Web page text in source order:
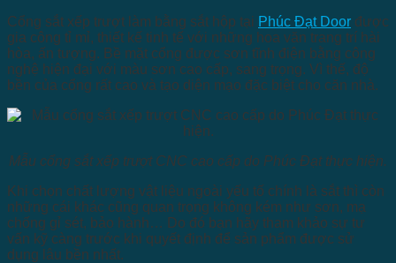
Cổng sắt xếp trượt làm bằng sắt hộp tại Phúc Đạt Door được
gia công tỉ mỉ, thiết kế tinh tế với những hoa văn trang trí hài
hòa, ấn tượng. Bề mặt cổng được sơn tĩnh điện bằng công
nghệ hiện đại với màu sơn cao cấp, sang trọng. Vì thế, độ
bền của cổng rất cao và tạo diện mạo đặc biệt cho căn nhà.
Mẫu cổng sắt xếp trượt CNC cao cấp do Phúc Đạt thực hiện.
Khi chọn chất lượng vật liệu ngoài yếu tố chính là sắt thì còn
những cái khác cũng quan trọng không kém như sơn, mạ
chống gỉ sét, bảo hành… Do đó bạn hãy tham khảo sự tư
vấn kỹ càng trước khi quyết định để sản phẩm được sử
dụng lâu bền nhất.